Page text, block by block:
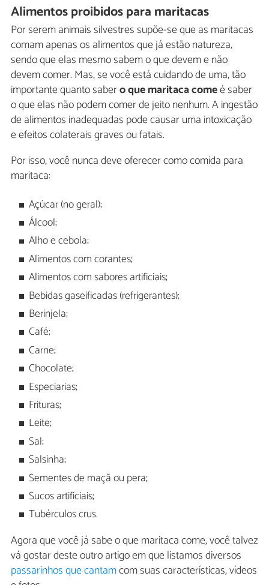
Alimentos proibidos para maritacas
Por serem animais silvestres supõe-se que as maritacas
comam apenas os alimentos que já estão natureza,
sendo que elas mesmo sabem o que devem e não
devem comer. Mas, se você está cuidando de uma, tão
importante quanto sabero que maritaca comeé saber
o que elas não podem comer de jeito nenhum. A ingestão
de alimentos inadequadas pode causar uma intoxicação
e efeitos colaterais graves ou fatais.
Por isso, você nunca deve oferecer como comida para
maritaca:
Açúcar (no geral);
Álcool;
Alho e cebola;
Alimentos com corantes;
Alimentos com sabores artificiais;
Bebidas gaseificadas (refrigerantes);
Berinjela;
Café;
Carne;
Chocolate;
Especiarias;
Frituras;
Leite;
Sal;
Salsinha;
Sementes de maçã ou pera;
Sucos artificiais;
Tubérculos crus.
Agora que você já sabe o que maritaca come, você talvez
vá gostar deste outro artigo em que listamos diversos
passarinhos que cantamcom suas características, vídeos